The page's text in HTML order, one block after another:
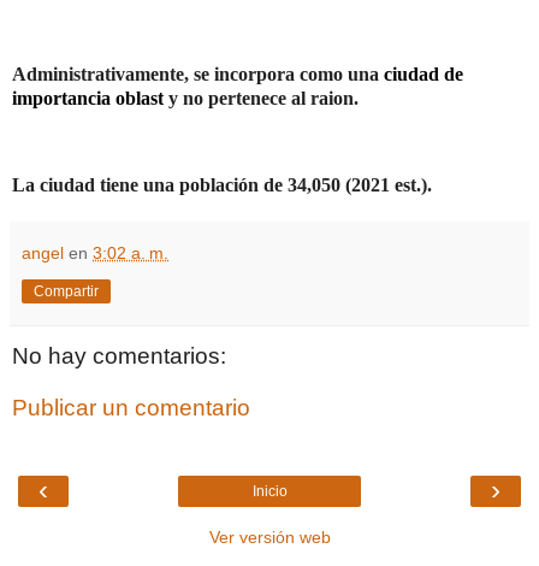
Administrativamente, se incorpora como una ciudad de
importancia oblast y no pertenece al raion.
La ciudad tiene una población de 34,050 (2021 est.).
angel en 3:02 a. m.
Compartir
No hay comentarios:
Publicar un comentario
‹ ›
Inicio
Ver versión web